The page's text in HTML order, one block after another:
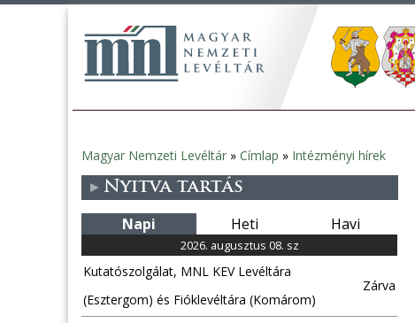
Jelenlegi
hely
Magyar Nemzeti Levéltár » Címlap » Intézményi hírek
Nyitva tartás
Napi Heti Havi
2026. augusztus 08. sz
Kutatószolgálat, MNL KEV Levéltára
(Esztergom) és Fióklevéltára (Komárom)
Zárva